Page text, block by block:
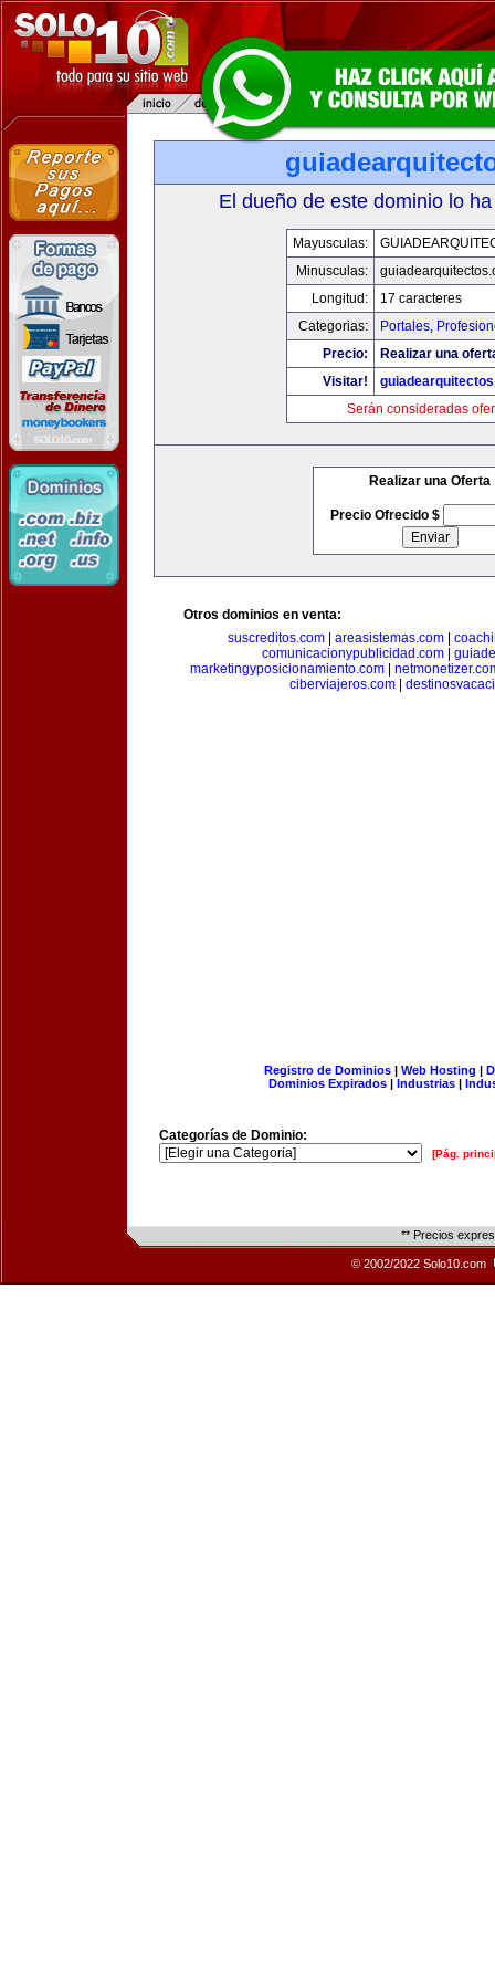
El dueño de este dominio lo
Mayusculas:
Minusculas:
Longitud:
17 caracteres
Categorias:
Portales,
Precio:
Realizar una
Visitar!
Serán consideradas
Realizar una Oferta
Precio Ofrecido $
Otros dominios en venta:
suscreditos.com
areasistemas.com
comunicacionypublicidad.com
marketingyposicionamiento.com|
ciberviajeros.com|
Registro de Dominios| Web Hosting |
Dominios Expirados | Industrias |
Categorías de Dominio:
[Pág.
** Precios
© 2002/2022 Solo10.com